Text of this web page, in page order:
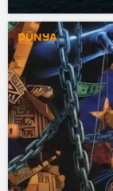
DÜNYA